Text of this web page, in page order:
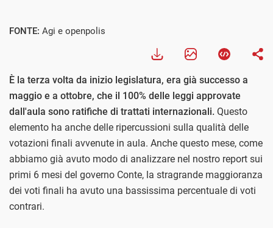
FONTE: Agi e openpolis
È la terza volta da inizio legislatura, era già successo a
maggio e a ottobre, che il 100% delle leggi approvate
dall'aula sono ratifiche di trattati internazionali. Questo
elemento ha anche delle ripercussioni sulla qualità delle
votazioni finali avvenute in aula. Anche questo mese, come
abbiamo già avuto modo di analizzare nel nostro report sui
primi 6 mesi del governo Conte, la stragrande maggioranza
dei voti finali ha avuto una bassissima percentuale di voti
contrari.